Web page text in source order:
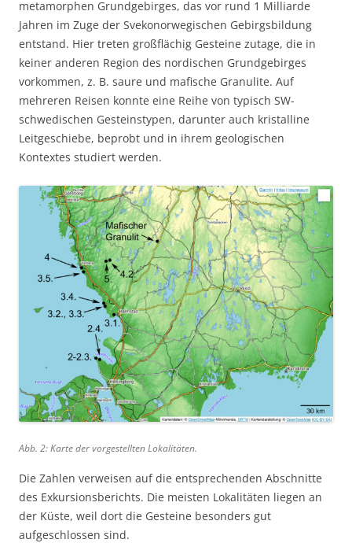
metamorphen Grundgebirges, das vor rund 1 Milliarde
Jahren im Zuge der Svekonorwegischen Gebirgsbildung
entstand. Hier treten großflächig Gesteine zutage, die in
keiner anderen Region des nordischen Grundgebirges
vorkommen, z. B. saure und mafische Granulite. Auf
mehreren Reisen konnte eine Reihe von typisch SW-
schwedischen Gesteinstypen, darunter auch kristalline
Leitgeschiebe, beprobt und in ihrem geologischen
Kontextes studiert werden.
Abb. 2: Karte der vorgestellten Lokalitäten.
Die Zahlen verweisen auf die entsprechenden Abschnitte
des Exkursionsberichts. Die meisten Lokalitäten liegen an
der Küste, weil dort die Gesteine besonders gut
aufgeschlossen sind.